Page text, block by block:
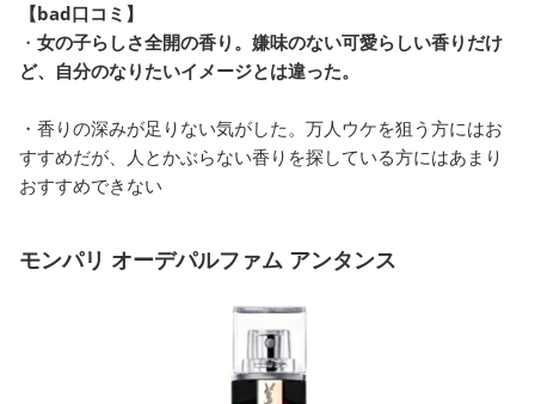
【bad口コミ】
・ 女の子らしさ全開の香り。嫌味のない可愛らしい香りだけ
ど、自分のなりたいイメージとは違った。
・香りの深みが足りない気がした。万人ウケを狙う方にはお
すすめだが、人とかぶらない香りを探している方にはあまり
おすすめできない
モンパリ オーデパルファム アンタンス